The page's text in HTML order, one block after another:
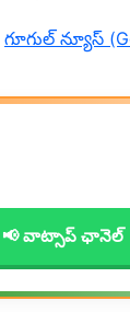
గూగుల్ న్యూస్
📢 వాట్సాప్ ఛానెల్